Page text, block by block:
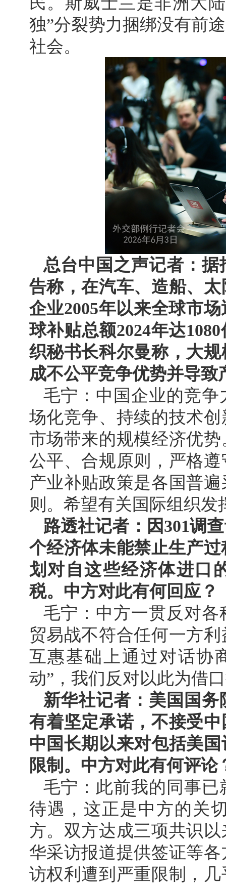
独”分裂势力捆绑没有前
社会。
总台中国之声记者：
告称，在汽车、造船、
企业2005年以来全球市
球补贴总额2024年达
织秘书长科尔曼称，大
成不公平竞争优势并导
毛宁：中国企业的竞
场化竞争、持续的技术
市场带来的规模经济优
公平、合规原则，严格
产业补贴政策是各国普
则。希望有关国际组织
路透社记者：因301调
个经济体未能禁止生产
划对自这些经济体进口
税。中方对此有何回应？
毛宁：中方一贯反对
贸易战不符合任何一方
互惠基础上通过对话协
动”，我们反对以此为借
新华社记者：美国国
有着坚定承诺，不接受
中国长期以来对包括美
限制。中方对此有何评论
毛宁：此前我的同事
待遇，这正是中方的关
方。双方达成三项共识
华采访报道提供签证等
访权利遭到严重限制，